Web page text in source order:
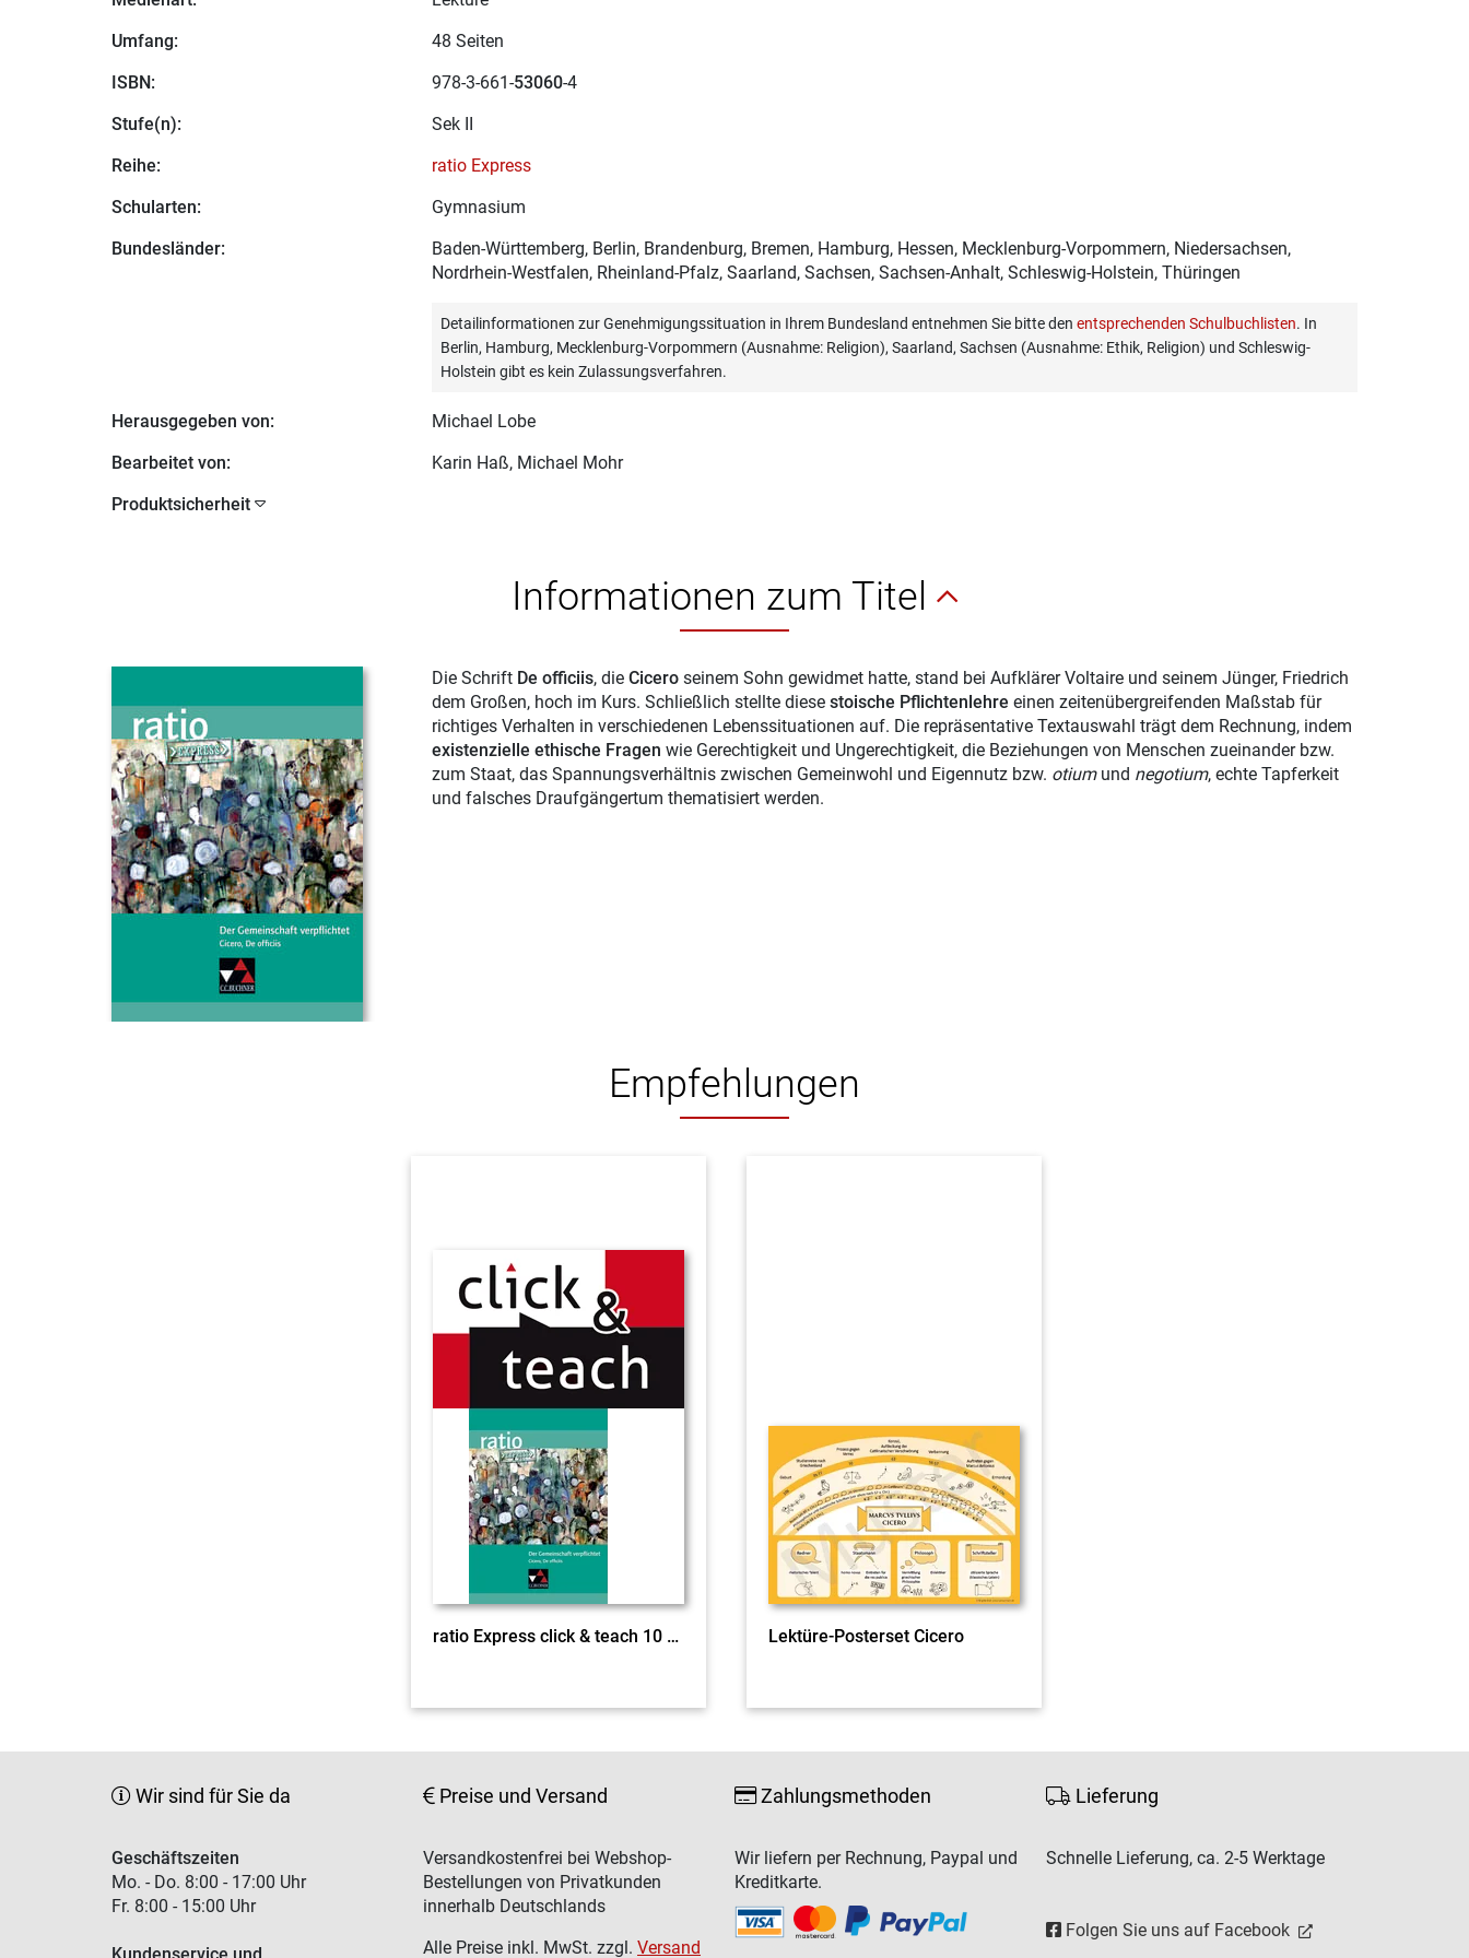
Umfang:
48 Seiten
ISBN:
978-3-661-53060-4
Stufe(n):
Sek II
Reihe:
ratio Express
Schularten:
Gymnasium
Bundesländer:
Baden-Württemberg, Berlin, Brandenburg, Bremen, Hamburg, Hessen, Mecklenburg-Vorpommern, Niedersachsen,
Nordrhein-Westfalen, Rheinland-Pfalz, Saarland, Sachsen, Sachsen-Anhalt, Schleswig-Holstein, Thüringen
Detailinformationen zur Genehmigungssituation in Ihrem Bundesland entnehmen Sie bitte den entsprechenden Schulbuchlisten. In
Berlin, Hamburg, Mecklenburg-Vorpommern (Ausnahme: Religion), Saarland, Sachsen (Ausnahme: Ethik, Religion) und Schleswig-
Holstein gibt es kein Zulassungsverfahren.
Herausgegeben von:
Michael Lobe
Bearbeitet von:
Karin Haß, Michael Mohr
Produktsicherheit
Informationen zum Titel
Die Schrift De officiis, die Ciceroseinem Sohn gewidmet hatte, stand bei Aufklärer Voltaire und seinem Jünger, Friedrich
dem Großen, hoch im Kurs. Schließlich stellte diese stoische Pflichtenlehre einen zeitenübergreifenden Maßstab für
richtiges Verhalten in verschiedenen Lebenssituationen auf. Die repräsentative Textauswahl trägt dem Rechnung, indem
existenzielle ethische Fragen wie Gerechtigkeit und Ungerechtigkeit, die Beziehungen von Menschen zueinander bzw.
zum Staat, das Spannungsverhältnis zwischen Gemeinwohl und Eigennutz bzw. otiumund negotium, echte Tapferkeit
und falsches Draufgängertum thematisiert werden.
Empfehlungen
ratio Express click & teach 10 EL Lektüre-Posterset Cicero
Wir sind für Sie da
Geschäftszeiten
Mo. - Do. 8:00 - 17:00 Uhr
Fr. 8:00 - 15:00 Uhr
Preise und Versand
Versandkostenfrei bei Webshop-
Bestellungen von Privatkunden
innerhalb Deutschlands
Alle Preise inkl. MwSt. zzgl. Versand
Zahlungsmethoden
Wir liefern per Rechnung, Paypal und
Kreditkarte.
Lieferung
Schnelle Lieferung, ca. 2-5 Werktage
Folgen Sie uns auf Facebook